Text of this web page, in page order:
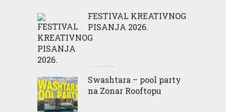
FESTIVAL KREATIVNOG
PISANJA 2026.
Swashtara – pool party
na Zonar Rooftopu